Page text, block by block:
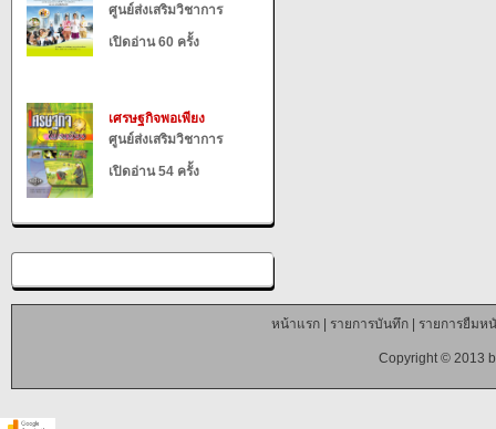
ศูนย์ส่งเสริมวิชาการ
เปิดอ่าน 60 ครั้ง
เศรษฐกิจพอเพียง
ศูนย์ส่งเสริมวิชาการ
เปิดอ่าน 54 ครั้ง
หน้าแรก| รายการบันทึก| รายการยืมห
Copyright © 2013